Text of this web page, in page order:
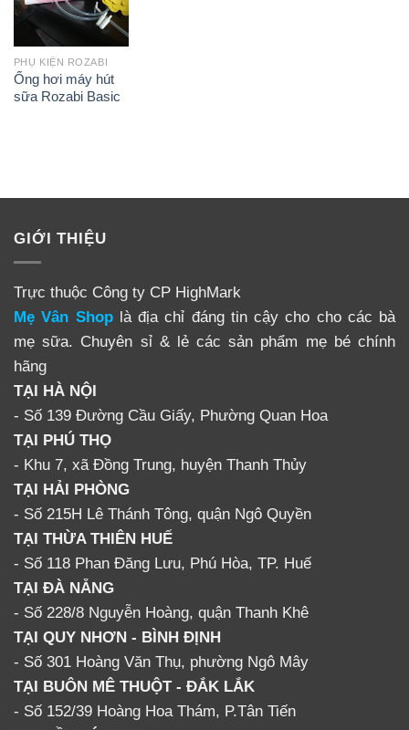
PHỤ KIỆN ROZABI
Ống hơi máy hút
sữa Rozabi Basic
GIỚI THIỆU
Trực thuộc Công ty CP HighMark
Mẹ Vân Shoplà địa chỉ đáng tin cậy cho cho các bà
mẹ sữa. Chuyên sỉ & lẻ các sản phẩm mẹ bé chính
hãng
TẠI HÀ NỘI
- Số 139 Đường Cầu Giấy, Phường Quan Hoa
TẠI PHÚ THỌ
- Khu 7, xã Đồng Trung, huyện Thanh Thủy
TẠI HẢI PHÒNG
- Số 215H Lê Thánh Tông, quận Ngô Quyền
TẠI THỪA THIÊN HUẾ
- Số 118 Phan Đăng Lưu, Phú Hòa, TP. Huế
TẠI ĐÀ NẴNG
- Số 228/8 Nguyễn Hoàng, quận Thanh Khê
TẠI QUY NHƠN - BÌNH ĐỊNH
- Số 301 Hoàng Văn Thụ, phường Ngô Mây
TẠI BUÔN MÊ THUỘT - ĐẮK LẮK
- Số 152/39 Hoàng Hoa Thám, P.Tân Tiến